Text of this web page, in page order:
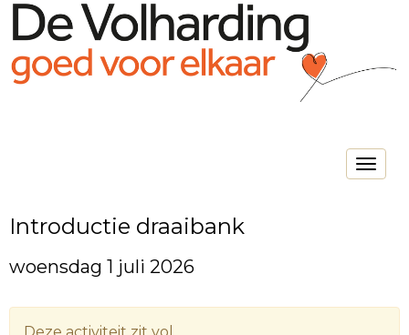
Toggle
Introductie draaibank
woensdag 1 juli 2026